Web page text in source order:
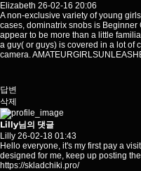
Elizabeth 26-02-16 20:06
A non-exclusive variety of young
cases, dominatrix snobs is
appear to be more than a little
a guy( or guys) is covered in a lot of
camera.
답변
삭제
Lilly님의 댓글
Lilly 26-02-18 01:43
Hello everyone, it's my first pay a
designed for me, keep up posting
https://skladchiki.pro/